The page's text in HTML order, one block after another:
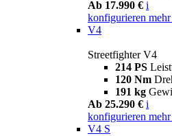
Ab 17.990 € i
konfigurieren
V4
Streetfighter V4
214 PS
120 Nm
191 kg
Ab 25.290 € i
konfigurieren
V4 S